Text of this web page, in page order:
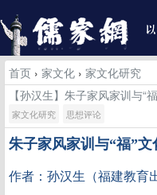
首页 › 家文化 › 家文化研究
【孙汉生】朱子家风家训与“
家文化研究 思想评论
朱子家风家训与“福”文
作者：孙汉生 （福建教育